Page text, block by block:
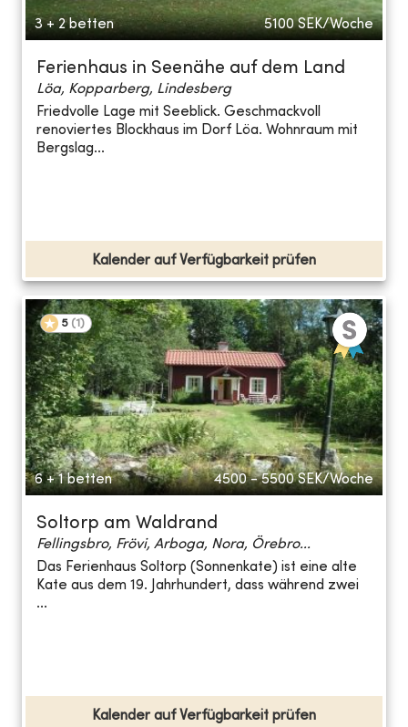
3 + 2 betten 5100 SEK/Woche
Ferienhaus in Seenähe auf dem Land
Löa, Kopparberg, Lindesberg
Friedvolle Lage mit Seeblick. Geschmackvoll
renoviertes Blockhaus im Dorf Löa. Wohnraum mit
Bergslag...
Kalender auf Verfügbarkeit prüfen
5 (1 )
6 + 1 betten 4500 - 5500 SEK/Woche
Soltorp am Waldrand
Fellingsbro, Frövi, Arboga, Nora, Örebro...
Das Ferienhaus Soltorp (Sonnenkate) ist eine alte
Kate aus dem 19. Jahrhundert, dass während zwei
...
Kalender auf Verfügbarkeit prüfen